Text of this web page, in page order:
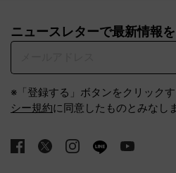
ニュースレターで最新情報を
※「登録する」ボタンをクリックす
シー規約に同意したものとみなし